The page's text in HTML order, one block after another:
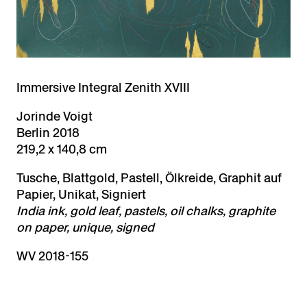
Immersive Integral Zenith XVIII
Jorinde Voigt
Berlin 2018
219,2 x 140,8 cm
Tusche, Blattgold, Pastell, Ölkreide, Graphit auf
Papier, Unikat, Signiert
India ink, gold leaf, pastels, oil chalks, graphite
on paper, unique, signed
WV 2018-155